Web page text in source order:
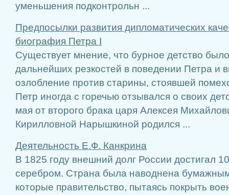
уменьшения подконтрольн ...
Предпосылки развития дипломатических
биография Петра І
Существует мнение, что бурное детство
дальнейших резкостей в поведении Петра и
озлобление против старины, стоявшей
Петр иногда с горечью отзывался о своих
мая от второго брака царя Алексея
Кирилловной Нарышкиной родился ...
Деятельность Е.Ф. Канкрина
В 1825 году внешний долг России достигал
серебром. Страна была наводнена
которые правительство, пытаясь покрыть